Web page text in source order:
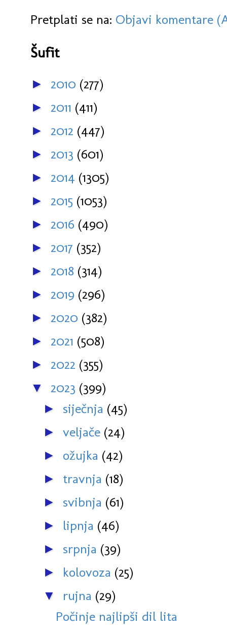
Pretplati se na: Objavi komentare
Šufit
► 2010 (277)
► 2011 (411)
► 2012 (447)
► 2013 (601)
► 2014 (1305)
► 2015 (1053)
► 2016 (490)
► 2017 (352)
► 2018 (314)
► 2019 (296)
► 2020 (382)
► 2021 (508)
► 2022 (355)
▼ 2023 (399)
► siječnja (45)
► veljače (24)
► ožujka (42)
► travnja (18)
► svibnja (61)
► lipnja (46)
► srpnja (39)
► kolovoza (25)
▼ rujna (29)
Počinje najlipši dil lita